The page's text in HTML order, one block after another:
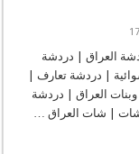
العراق | دردشة
| دردشة تعارف |
العراق | دردشة
| شات العراق …